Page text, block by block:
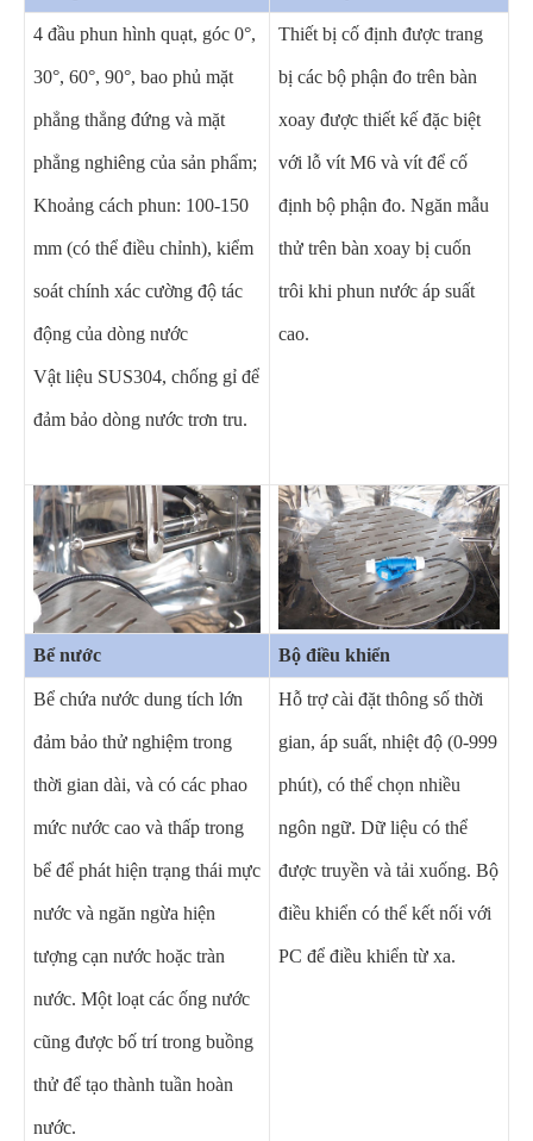
4 đầu phun hình quạt, góc 0°,
30°, 60°, 90°, bao phủ mặt
phẳng thẳng đứng và mặt
phẳng nghiêng của sản phẩm;
Khoảng cách phun: 100-150
mm (có thể điều chỉnh), kiểm
soát chính xác cường độ tác
động của dòng nước
Vật liệu SUS304, chống gỉ để
đảm bảo dòng nước trơn tru.
Thiết bị cố định được trang
bị các bộ phận đo trên bàn
xoay được thiết kế đặc biệt
với lỗ vít M6 và vít để cố
định bộ phận đo. Ngăn mẫu
thử trên bàn xoay bị cuốn
trôi khi phun nước áp suất
cao.
Bể nước Bộ điều khiển
Bể chứa nước dung tích lớn
đảm bảo thử nghiệm trong
thời gian dài, và có các phao
mức nước cao và thấp trong
bể để phát hiện trạng thái mực
nước và ngăn ngừa hiện
tượng cạn nước hoặc tràn
nước. Một loạt các ống nước
cũng được bố trí trong buồng
thử để tạo thành tuần hoàn
nước.
Hỗ trợ cài đặt thông số thời
gian, áp suất, nhiệt độ (0-999
phút), có thể chọn nhiều
ngôn ngữ. Dữ liệu có thể
được truyền và tải xuống. Bộ
điều khiển có thể kết nối với
PC để điều khiển từ xa.